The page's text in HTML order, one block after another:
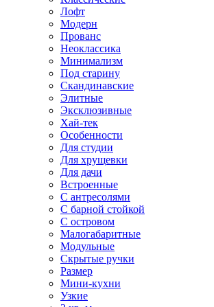
Лофт
Модерн
Прованс
Неоклассика
Минимализм
Под старину
Скандинавские
Элитные
Эксклюзивные
Хай-тек
Особенности
Для студии
Для хрущевки
Для дачи
Встроенные
С антресолями
С барной стойкой
С островом
Малогабаритные
Модульные
Скрытые ручки
Размер
Мини-кухни
Узкие